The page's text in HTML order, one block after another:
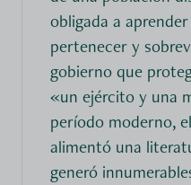
obligada a
pertenecer y
gobierno que
«un ejército y una
período moderno,
alimentó una
generó